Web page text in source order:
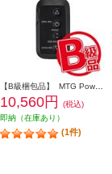
10,560円
(税込)
即納（在庫あり）
(1件)